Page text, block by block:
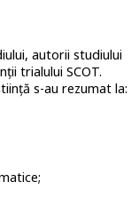
autorii studiului
trialului SCOT.
s-au rezumat la: